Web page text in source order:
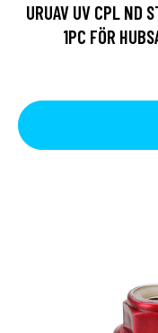
URUAV UV CPL ND
1PC FÖR